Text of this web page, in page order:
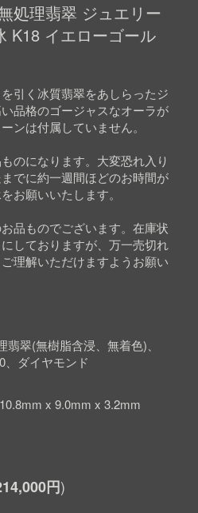
処理翡翠 ジュエリー
K18 イエローゴール
引く冰質翡翠をあしらったジ
品格のゴージャスなオーラが
ンは付属していません。
のになります。大変恐れ入り
でに約一週間ほどのお時間が
お願いいたします。
品ものでございます。在庫状
しておりますが、万一売切れ
理解いただけますようお願い
翠(無樹脂含浸、無着色)、
、ダイヤモンド
x 9.0mm x 3.2mm
円